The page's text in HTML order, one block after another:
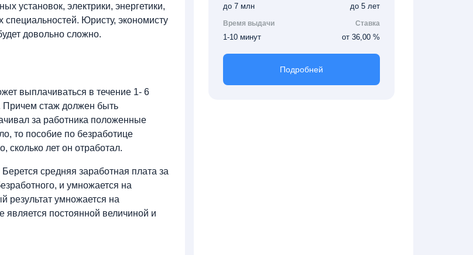
установок, электрики, энергетики,
Юристу, экономисту
довольно сложно.
выплачиваться в течение 1- 6
Причем стаж должен быть
за работника положенные
то пособие по безработице
сколько лет он отработал.
средняя заработная плата за
и умножается на
результат умножается на
является постоянной величиной и
до 7 млн до 5 лет
Время выдачи Ставка
1-10 минут от 36,00 %
Подробней